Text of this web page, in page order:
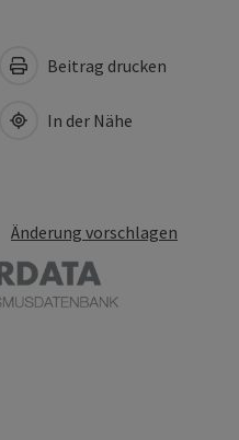
Beitrag drucken
In der Nähe
Änderung vorschlagen